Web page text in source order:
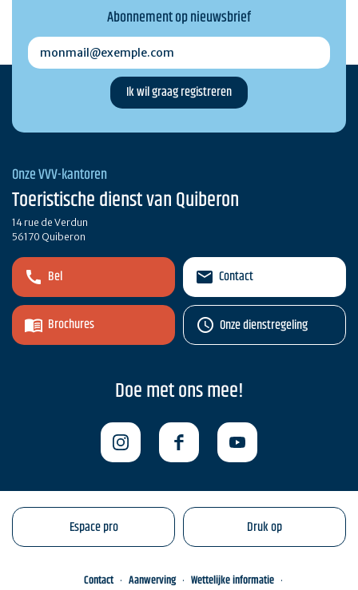
Abonnement op nieuwsbrief
monmail@exemple.com
Onze VVV-kantoren
Toeristische dienst van Quiberon
14 rue de Verdun
56170 Quiberon
Bel
Brochures
Contact
Onze dienstregeling
Doe met ons mee!
Espace pro Druk op
Contact Aanwerving Wettelijke informatie